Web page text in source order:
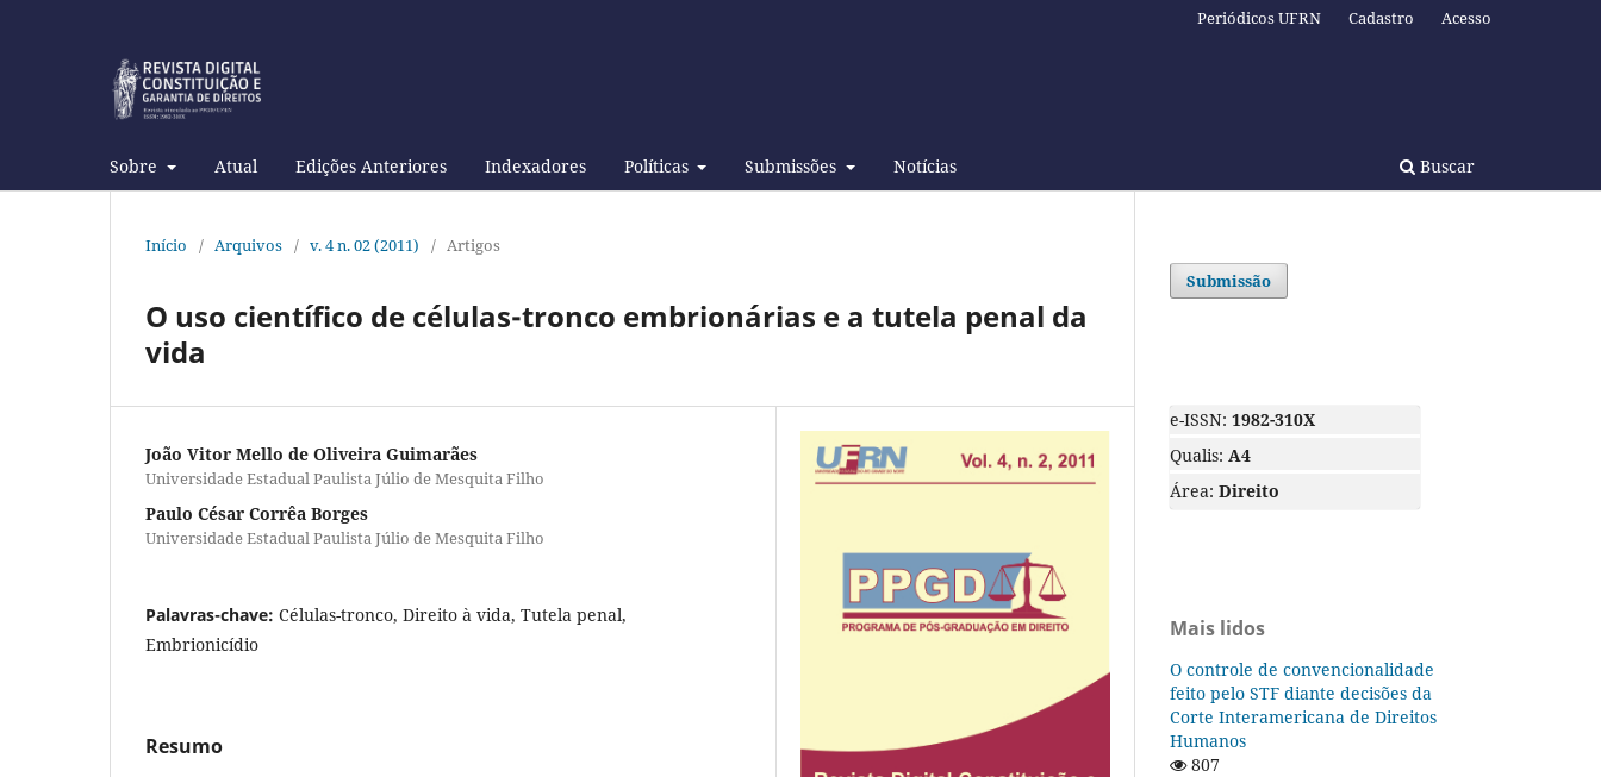
Sobre Atual Edições Anteriores Indexadores Políticas Submissões Notícias Buscar
Periódicos UFRN Cadastro Acesso
Início / Arquivos / v. 4 n. 02 (2011) / Artigos
O uso científico de células-tronco embrionárias e a tutela penal da
vida
João Vitor Mello de Oliveira Guimarães
Universidade Estadual Paulista Júlio de Mesquita Filho
Paulo César Corrêa Borges
Universidade Estadual Paulista Júlio de Mesquita Filho
Palavras-chave: Células-tronco, Direito à vida, Tutela penal,
Embrionicídio
Resumo
Submissão
e-ISSN: 1982-310X
Qualis: A4
Área: Direito
Mais lidos
O controle de convencionalidade
feito pelo STF diante decisões da
Corte Interamericana de Direitos
Humanos
807